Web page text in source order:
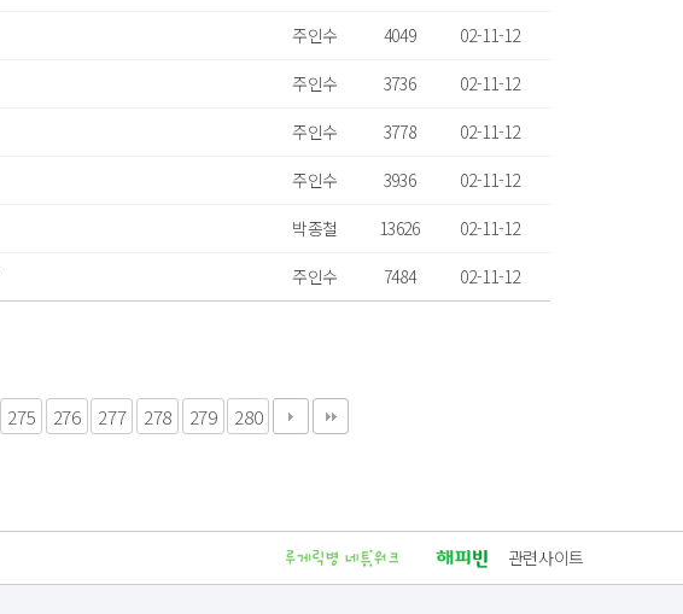
주인수 4049
02-11-12
주인수 3736
02-11-12
주인수 3778
02-11-12
주인수 3936
02-11-12
박종철 13626
02-11-12
주인수 7484 02-11-12
275 276 277 278 279 280
관련사이트